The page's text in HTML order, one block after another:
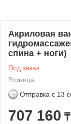
Акриловая
спина + ноги)
Под заказ
Розница
Отправка с 13
707 160 ₸